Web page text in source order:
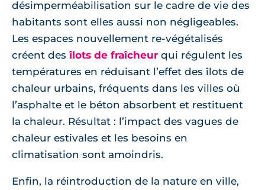
désimperméabilisation sur le cadre de vie des
habitants sont elles aussi non négligeables.
Les espaces nouvellement re-végétalisés
créent desîlots de fraîcheur qui régulent les
températures en réduisant l’effet des îlots de
chaleur urbains, fréquents dans les villes où
l’asphalte et le béton absorbent et restituent
la chaleur. Résultat : l’impact des vagues de
chaleur estivales et les besoins en
climatisation sont amoindris.
Enfin, la réintroduction de la nature en ville,